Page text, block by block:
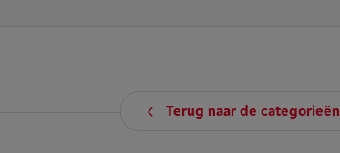
Terug naar de categorieën